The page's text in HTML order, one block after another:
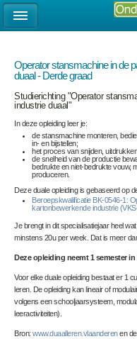
Operator stansmachine in de
duaal - Derde graad
Studierichting "Operator
industrie duaal"
In deze opleiding leer je:
de stansmachine monteren,
in- en bijstellen;
het proces van snijden,
de snelheid van de productie
bedrukte en niet-bedrukte vouw,
produceren.
Deze duale opleiding is gebaseerd op
Beroepskwalificatie BK-0546-1:
kartonbewerkende industrie
Je brengt in dit specialisatiejaar heel
minstens 20u per week. Dat is meer
Deze opleiding neemt 1 semester in
Voor elke duale opleiding bestaat er 1
leren. De opleiding kan lineair of
volgens een schooljaarsysteem,
leeractiviteiten).
Bron: www.duaalleren.vlaanderenen de